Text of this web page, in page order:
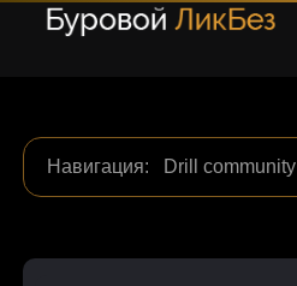
Навигация: Drill community